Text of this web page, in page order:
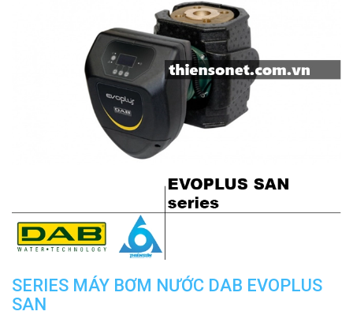
SERIES MÁY BƠM NƯỚC DAB EVOPLUS
SAN